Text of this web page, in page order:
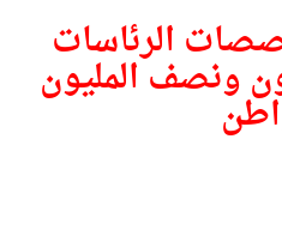
الرئاسات
ونصف المليون